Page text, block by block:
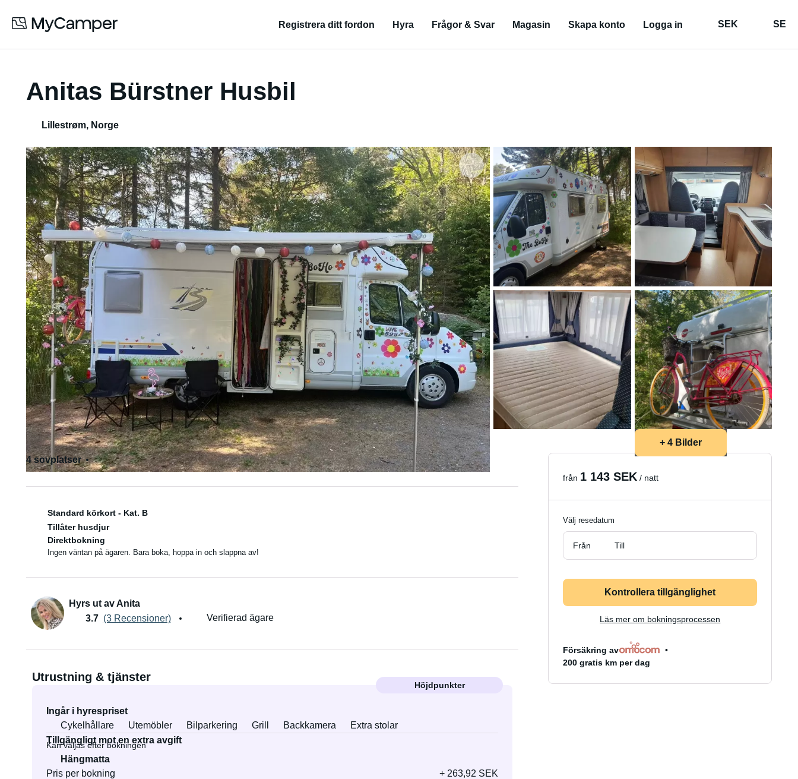
Registrera ditt fordon Hyra Frågor & Svar Magasin Skapa konto Logga in SEK SE
Anitas Bürstner Husbil
Lillestrøm, Norge
+ 4 Bilder
4 sovplatser
4 sittplatser
Standard körkort - Kat. B
Tillåter husdjur
Direktbokning
Ingen väntan på ägaren. Bara boka, hoppa in och slappna av!
Hyrs ut av Anita
3.7 (3 Recensioner) Verifierad ägare
Utrustning & tjänster
Höjdpunkter
Ingår i hyrespriset
Cykelhållare
Utemöbler Bilparkering Grill Backkamera
Extra stolar
Tillgängligt mot en extra avgift
Kan väljas efter bokningen
Hängmatta
Pris per bokning
+ 263,92 SEK
från 1 143 SEK / natt
Välj resedatum
Från Till
Kontrollera tillgänglighet
Läs mer om bokningsprocessen
Försäkring av
200 gratis km per dag